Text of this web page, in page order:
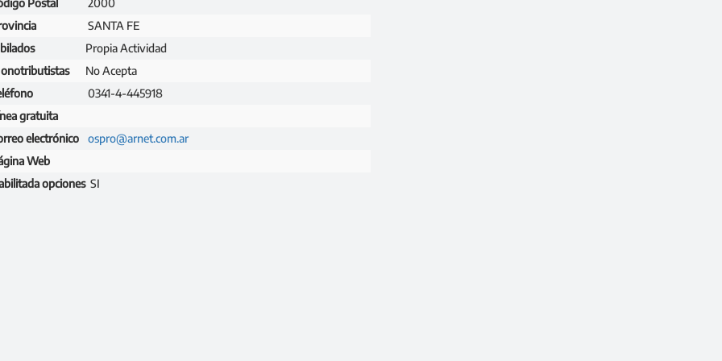
SANTA FE
Propia Actividad
No Acepta
0341-4-445918
gratuita
electrónico
ospro@arnet.com.ar
Web
opcionesSI